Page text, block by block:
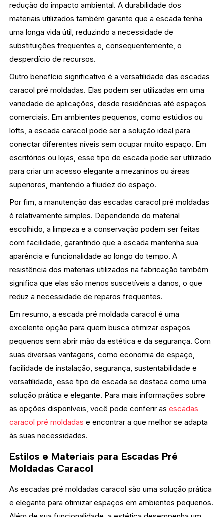
redução do impacto ambiental. A durabilidade dos
materiais utilizados também garante que a escada tenha
uma longa vida útil, reduzindo a necessidade de
substituições frequentes e, consequentemente, o
desperdício de recursos.
Outro benefício significativo é a versatilidade das escadas
caracol pré moldadas. Elas podem ser utilizadas em uma
variedade de aplicações, desde residências até espaços
comerciais. Em ambientes pequenos, como estúdios ou
lofts, a escada caracol pode ser a solução ideal para
conectar diferentes níveis sem ocupar muito espaço. Em
escritórios ou lojas, esse tipo de escada pode ser utilizado
para criar um acesso elegante a mezaninos ou áreas
superiores, mantendo a fluidez do espaço.
Por fim, a manutenção das escadas caracol pré moldadas
é relativamente simples. Dependendo do material
escolhido, a limpeza e a conservação podem ser feitas
com facilidade, garantindo que a escada mantenha sua
aparência e funcionalidade ao longo do tempo. A
resistência dos materiais utilizados na fabricação também
significa que elas são menos suscetíveis a danos, o que
reduz a necessidade de reparos frequentes.
Em resumo, a escada pré moldada caracol é uma
excelente opção para quem busca otimizar espaços
pequenos sem abrir mão da estética e da segurança. Com
suas diversas vantagens, como economia de espaço,
facilidade de instalação, segurança, sustentabilidade e
versatilidade, esse tipo de escada se destaca como uma
solução prática e elegante. Para mais informações sobre
as opções disponíveis, você pode conferir asescadas
caracol pré moldadase encontrar a que melhor se adapta
às suas necessidades.
Estilos e Materiais para Escadas Pré
Moldadas Caracol
As escadas pré moldadas caracol são uma solução prática
e elegante para otimizar espaços em ambientes pequenos.